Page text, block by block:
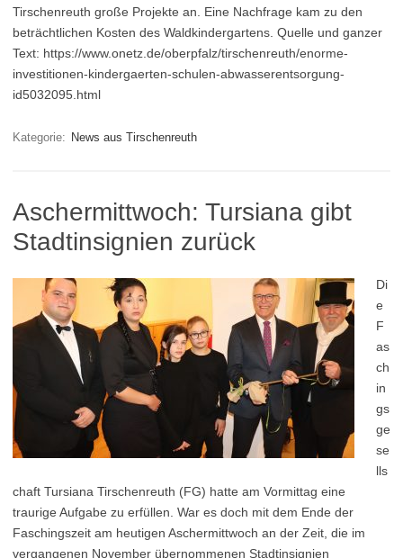
Tirschenreuth große Projekte an. Eine Nachfrage kam zu den
beträchtlichen Kosten des Waldkindergartens. Quelle und ganzer
Text: https://www.onetz.de/oberpfalz/tirschenreuth/enorme-
investitionen-kindergaerten-schulen-abwasserentsorgung-
id5032095.html
Kategorie: News aus Tirschenreuth
Aschermittwoch: Tursiana gibt
Stadtinsignien zurück
Di
e
F
as
ch
in
gs
ge
se
lls
chaft Tursiana Tirschenreuth (FG) hatte am Vormittag eine
traurige Aufgabe zu erfüllen. War es doch mit dem Ende der
Faschingszeit am heutigen Aschermittwoch an der Zeit, die im
vergangenen November übernommenen Stadtinsignien